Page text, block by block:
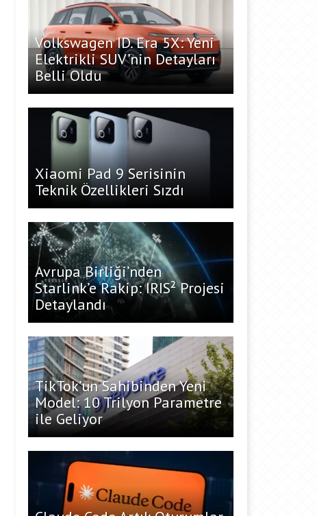
Volkswagen ID. Era 5X: Yeni
Elektrikli SUV’nin Detayları
Belli Oldu
Xiaomi Pad 9 Serisinin
Teknik Özellikleri Sızdı
Avrupa Birliği’nden
Starlink’e Rakip: IRIS² Projesi
Detaylandı
TikTok’un Sahibinden Yeni
Model: 10 Trilyon Parametre
ile Geliyor